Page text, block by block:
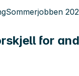
Sommerjobben
for